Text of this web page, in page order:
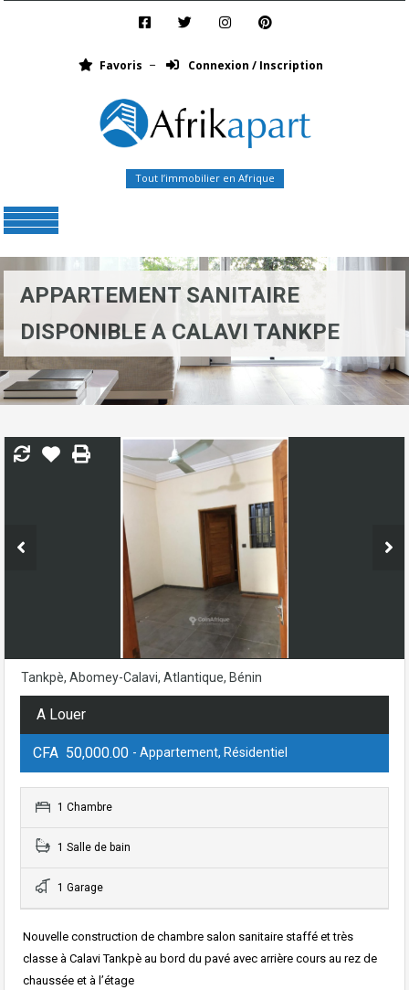
Favoris Connexion / Inscription
Tout l’immobilier en Afrique
APPARTEMENT SANITAIRE
DISPONIBLE A CALAVI TANKPE
Tankpè, Abomey-Calavi, Atlantique, Bénin
A Louer
CFA 50,000.00 - Appartement, Résidentiel
1 Chambre
1 Salle de bain
1 Garage
Nouvelle construction de chambre salon sanitaire staffé et très
classe à Calavi Tankpè au bord du pavé avec arrière cours au rez de
chaussée et à l’étage